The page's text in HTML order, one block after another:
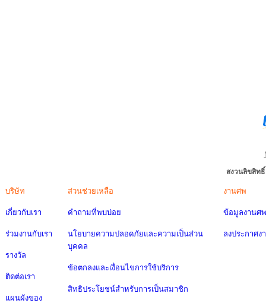
สงวนลิขสิท
บริษัท
เกี่ยวกับเรา
ร่วมงานกับเรา
รางวัล
ติดต่อเรา
แผนผังของ
ส่วนช่วยเหลือ
คำถามที่พบบ่อย
นโยบายความปลอดภัยและความเป็นส่วน
บุคคล
ข้อตกลงและเงื่อนไขการใช้บริการ
สิทธิประโยชน์สำหรับการเป็นสมาชิก
งานศพ
ข้อมูลงานศพ
ลงประกาศง